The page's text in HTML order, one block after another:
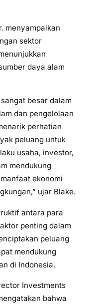
menyampaikan
sektor
daya alam
besar dalam
dan pengelolaan
perhatian
peluang untuk
usaha, investor,
mendukung
ekonomi
ujar Blake.
antara para
penting dalam
peluang
mendukung
di Indonesia.
Investments
bahwa